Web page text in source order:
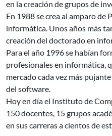
en la creación de grupos de
En 1988 se crea al amparo de
informática. Unos años más
creación del doctorado en
Para el año 1996 se habían
profesionales en informática,
mercado cada vez más
del software.
Hoy en día el Instituto de
150 docentes, 15 grupos
en sus carreras a cientos de